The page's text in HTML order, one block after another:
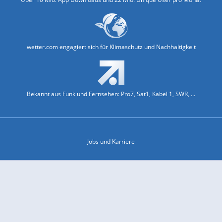
wetter.com engagiert sich für Klimaschutz und Nachhaltigkeit
Bekannt aus Funk und Fernsehen: Pro7, Sat1, Kabel 1, SWR, ...
Jobs und Karriere